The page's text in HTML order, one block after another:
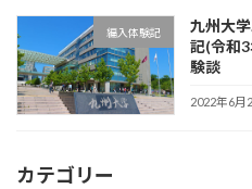
編入体験記
九州大
記(令和
験談
2022年6月
カテゴリー